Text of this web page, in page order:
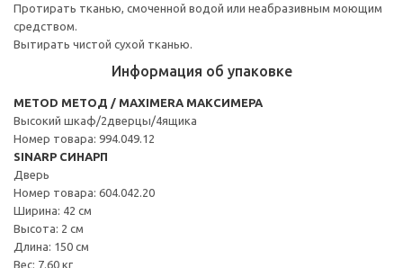
Протирать тканью, смоченной водой или неабразивным моющим
средством.
Вытирать чистой сухой тканью.
Информация об упаковке
METOD МЕТОД / MAXIMERA МАКСИМЕРА
Высокий шкаф/2дверцы/4ящика
Номер товара: 994.049.12
SINARP СИНАРП
Дверь
Номер товара: 604.042.20
Ширина: 42 см
Высота: 2 см
Длина: 150 см
Вес: 7.60 кг